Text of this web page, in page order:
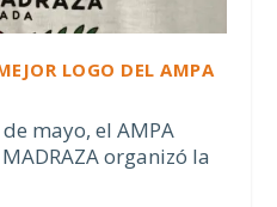
LOGO DEL AMPA
mayo, el AMPA
organizó la